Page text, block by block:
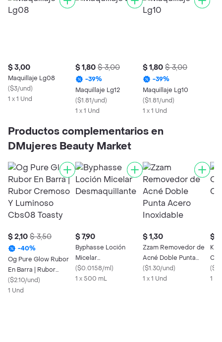
$ 3,00
Maquillaje Lg08
($3/und)
1 x 1 Und
$ 1,80 $ 3,00
-39%
Maquillaje Lg12
($1.81/und)
1 x 1 Und
$ 1,80 $ 3,00
-39%
Maquillaje Lg10
($1.81/und)
1 x 1 Und
Productos complementarios en
DMujeres Beauty Market
$ 2,10 $ 3,50
-40%
Og Pure Glow Rubor
En Barra | Rubor
Cremoso Y Luminoso
Cbs08 Toasty
($2.10/und)
1 Und
$ 7,90
Byphasse Loción
Micelar
Desmaquillante
($0.0158/ml)
1 x 500 mL
$ 1,30
Zzam Removedor de
Acné Doble Punta
Acero Inoxidable
($1.30/und)
1 x 1 Und
$
(
1 X